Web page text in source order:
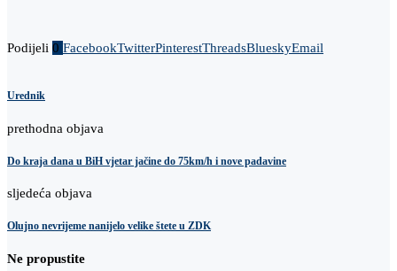
Podijeli 0 FacebookTwitterPinterestThreadsBlueskyEmail
Urednik
prethodna objava
Do kraja dana u BiH vjetar jačine do 75km/h i nove padavine
sljedeća objava
Olujno nevrijeme nanijelo velike štete u ZDK
Ne propustite